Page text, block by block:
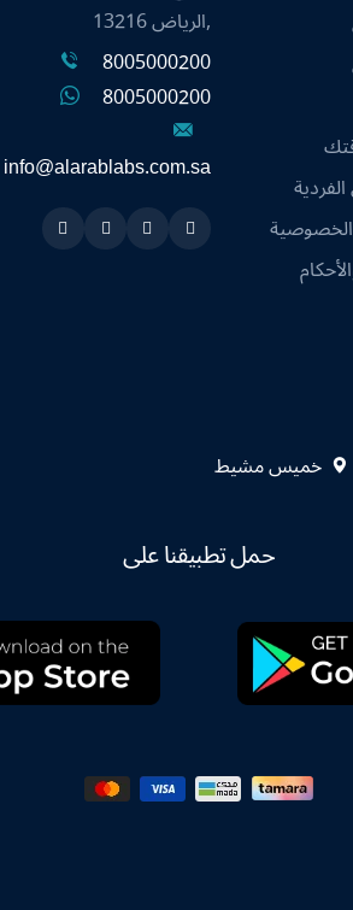
,الرياض 13216
8005000200
8005000200
info@alarablabs.com.sa
Snapchat
Twitter
Linkedin
Instagram
خميس مشيط
حمل تطبيقنا على